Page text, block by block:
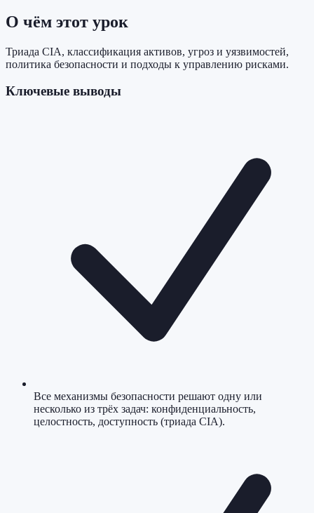
О чём этот урок
Триада CIA, классификация активов, угроз и уязвимостей,
политика безопасности и подходы к управлению рисками.
Ключевые выводы
Все механизмы безопасности решают одну или
несколько из трёх задач: конфиденциальность,
целостность, доступность (триада CIA).